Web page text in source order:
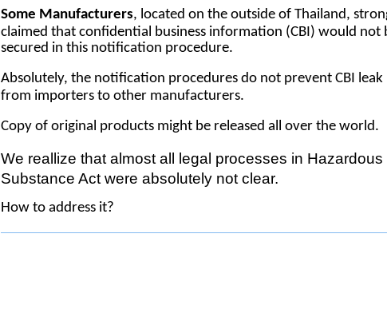
Some Manufacturers, located on the outside of Thailand,
claimed that confidential business information (CBI) would not
secured in this notification procedure.
Absolutely, the notification procedures do not prevent CBI leak
from importers to other manufacturers.
Copy of original products might be released all over the world.
We reallize that almost all legal processes in Hazardous
Substance Act were absolutely not clear.
How to address it?